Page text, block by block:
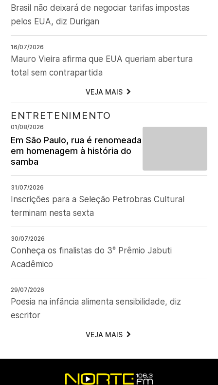
Brasil não deixará de negociar tarifas impostas
pelos EUA, diz Durigan
16/07/2026
Mauro Vieira afirma que EUA queriam abertura
total sem contrapartida
VEJA MAIS
ENTRETENIMENTO
01/08/2026
Em São Paulo, rua é renomeada
em homenagem à história do
samba
31/07/2026
Inscrições para a Seleção Petrobras Cultural
terminam nesta sexta
30/07/2026
Conheça os finalistas do 3° Prêmio Jabuti
Acadêmico
29/07/2026
Poesia na infância alimenta sensibilidade, diz
escritor
VEJA MAIS